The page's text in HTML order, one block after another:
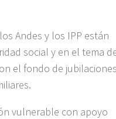
Andes y los IPP están
social y en el tema
el fondo de
vulnerable con apoyo